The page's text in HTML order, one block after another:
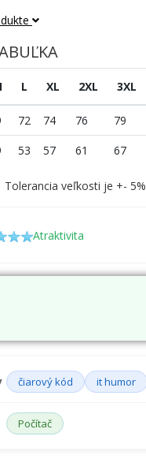
L XL 2XL 3XL
72 74 76
79
53 57 61 67
Tolerancia veľkosti je +- 5%
Atraktivita
čiarový kód it humor
Počítač